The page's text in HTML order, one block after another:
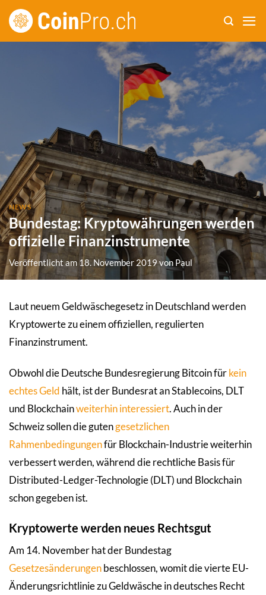
Zum
Inhalt
NEWS
Bundestag: Kryptowährungen werden
offizielle Finanzinstrumente
Veröffentlicht am18. November 2019von Paul
Laut neuem Geldwäschegesetz in Deutschland werden
Kryptowerte zu einem offiziellen, regulierten
Finanzinstrument.
Obwohl die Deutsche Bundesregierung Bitcoin fürkein
echtes Geld hält, ist der Bundesrat an Stablecoins, DLT
und Blockchainweiterhin interessiert. Auch in der
Schweiz sollen die gutengesetzlichen
Rahmenbedingungenfür Blockchain-Industrie weiterhin
verbessert werden, während die rechtliche Basis für
Distributed-Ledger-Technologie (DLT) und Blockchain
schon gegeben ist.
Kryptowerte werden neues Rechtsgut
Am 14. November hat der Bundestag
Gesetzesänderungenbeschlossen, womit die vierte EU-
Änderungsrichtlinie zu Geldwäsche in deutsches Recht